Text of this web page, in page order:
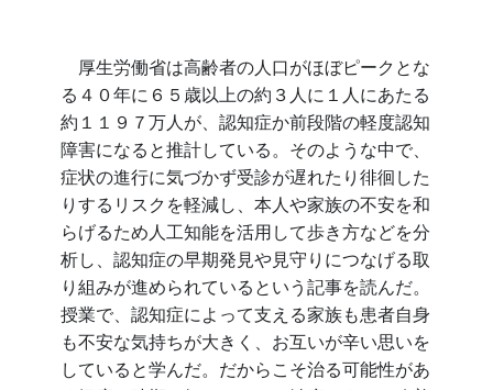
厚生労働省は高齢者の人口がほぼピークとな
る４０年に６５歳以上の約３人に１人にあたる
約１１９７万人が、認知症か前段階の軽度認知
障害になると推計している。そのような中で、
症状の進行に気づかず受診が遅れたり徘徊した
りするリスクを軽減し、本人や家族の不安を和
らげるため人工知能を活用して歩き方などを分
析し、認知症の早期発見や見守りにつなげる取
り組みが進められているという記事を読んだ。
授業で、認知症によって支える家族も患者自身
も不安な気持ちが大きく、お互いが辛い思いを
していると学んだ。だからこそ治る可能性があ